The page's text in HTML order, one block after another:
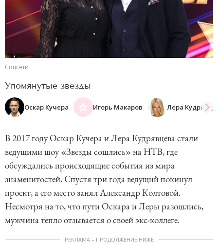
Соцсети
Упомянутые звезды
Оскар Кучера Игорь Макаров Лера
В 2017 году Оскар Кучера и Лера Кудрявцева стали
ведущими шоу «Звезды сошлись» на НТВ, где
обсуждались происходящие события из мира
знаменитостей. Спустя три года ведущий покинул
проект, а его место занял Александр Колтовой.
Несмотря на то, что пути Оскара и Леры разошлись,
мужчина тепло отзывается о своей экс-коллеге.
РЕКЛАМА – ПРОДОЛЖЕНИЕ НИЖЕ